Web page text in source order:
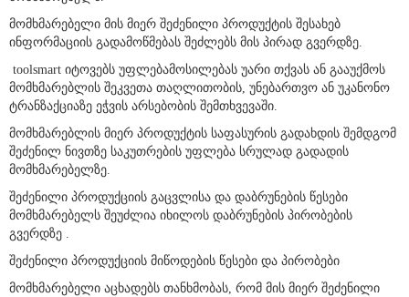
მომხმარებელს.
მომხმარებელი მის მიერ შეძენილი პროდუქტის შესახებ
ინფორმაციის გადამოწმებას შეძლებს მის პირად გვერდზე.
toolsmart იტოვებს უფლებამოსილებას უარი თქვას ან გააუქმოს
მომხმარებლის შეკვეთა თაღლითობის, უნებართვო ან უკანონო
ტრანზაქციაზე ეჭვის არსებობის შემთხვევაში.
მომხმარებლის მიერ პროდუქტის საფასურის გადახდის შემდგომ
შეძენილ ნივთზე საკუთრების უფლება სრულად გადადის
მომხმარებელზე.
შეძენილი პროდუქციის გაცვლისა და დაბრუნების წესები
მომხმარებელს შეუძლია იხილოს დაბრუნების პირობების
გვერდზე .
შეძენილი პროდუქციის მიწოდების წესები და პირობები